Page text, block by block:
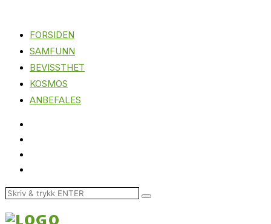
FORSIDEN
SAMFUNN
BEVISSTHET
KOSMOS
ANBEFALES